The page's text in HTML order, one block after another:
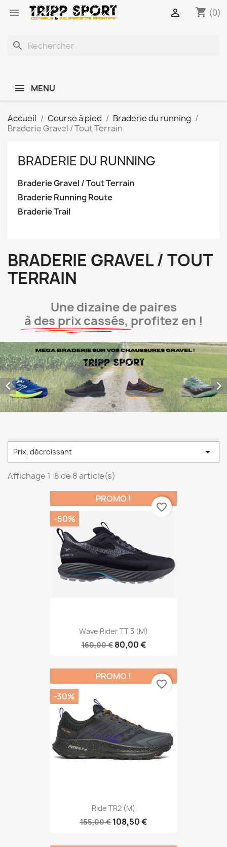
 shopping_cart (0)

search
MENU
Accueil Course à pied
Braderie du running
Braderie Gravel / Tout Terrain
BRADERIE DU RUNNING
Braderie Gravel / Tout Terrain
Braderie Running Route
Braderie Trail
BRADERIE GRAVEL / TOUT
TERRAIN
Une dizaine de paires
à des prix cassés, profitez en !
 
Prix, décroissant 
Affichage 1-8 de 8 article(s)
Wave Rider TT 3 (M)
160,00 € 80,00 €
PROMO !
-50%
favorite_border
Ride TR2 (M)
155,00 € 108,50 €
PROMO !
-30%
favorite_border